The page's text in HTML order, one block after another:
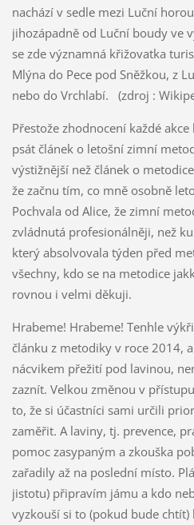
nachází v sedle mezi Luční
jihozápadně od Luční boudy ve
se zde významná křižovatka
Mlýna do Pece pod Sněžkou, z
nebo do Vrchlabí. (zdroj :
Přestože zhodnocení každé
psát článek o letošní zimní
výstižnější než článek o
že začnu tím, co mně osobně
Pochvala od Alice, že zimní
zvládnutá profesionálněji, než
který absolvovala týden před
všechny, kdo se na metodice
rovnou i velmi děkuji.
Hrabeme! Hrabeme! Tenhle
článku z metodiky v roce 2014,
nácvikem přežití pod lavinou,
zaznít. Velkou změnou v
to, že si účastníci sami určili
zaměřit. A laviny, tj. prevence,
pomoc zasypaným a zkouška
zařadily až na poslední místo.
jistotu) připravím jámu a kdo
vyzkouší si to (pokud bude